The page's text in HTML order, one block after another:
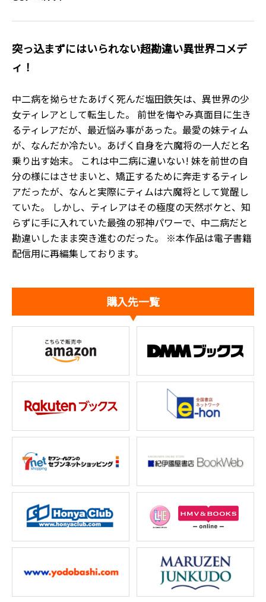
突っ込まずにはいられない超勘違い異世界コメデ
ィ！
中二病を拗らせたあげく死んだ塩田鉄矢は、異世界の少
女ティレアとして転生した。 前世を悔やみ真面目に生き
るティレアだが、最近悩み事があった。最愛の妹ティム
が、なんだか冷たい。あげく自身を六魔将の一人だと名
乗り出す始末。 これは中二病に違いない! 妹を前世の自
分の様にはさせまいと、矯正するために奔走するティレ
アだったが、なんと実際にティムは六魔将として覚醒し
ていた。 しかし、ティレアはその極度の天然ボケと、知
らずに手に入れていた最強の邪神パワーで、中二病だと
勘違いしたまま突き進むのだった。 ※本作品は電子書籍
配信用に再編集しております。
購入先一覧